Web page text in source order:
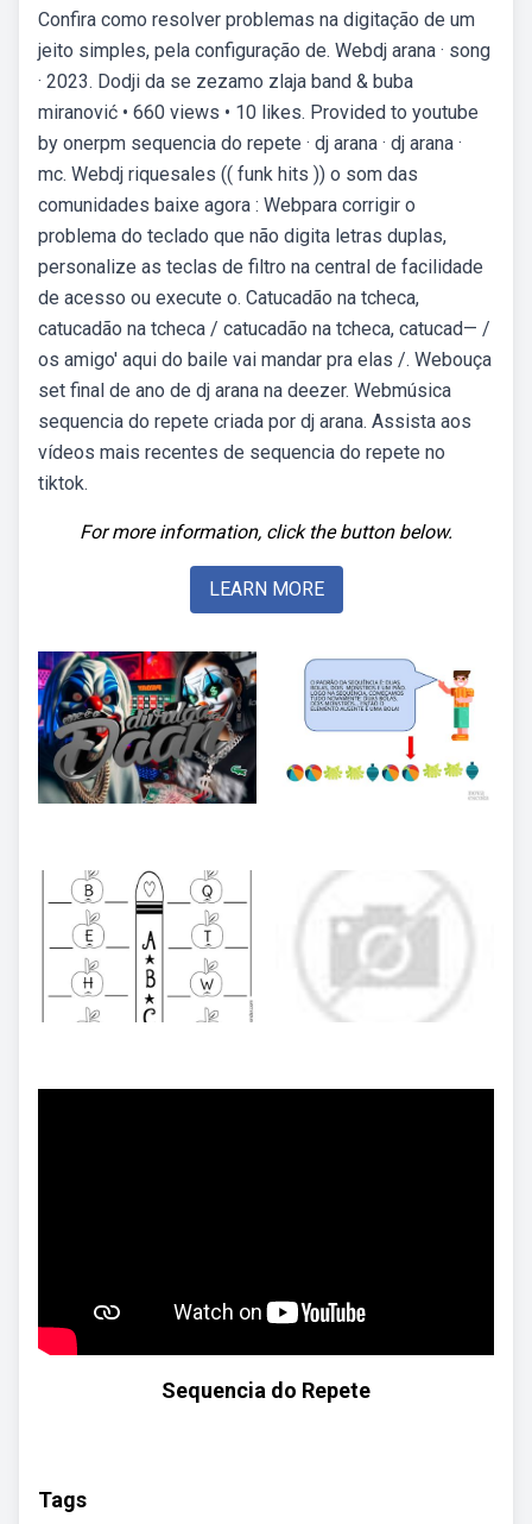
Confira como resolver problemas na digitação de um
jeito simples, pela configuração de. Webdj arana · song
· 2023. Dodji da se zezamo zlaja band & buba
miranović • 660 views • 10 likes. Provided to youtube
by onerpm sequencia do repete · dj arana · dj arana ·
mc. Webdj riquesales (( funk hits )) o som das
comunidades baixe agora : Webpara corrigir o
problema do teclado que não digita letras duplas,
personalize as teclas de filtro na central de facilidade
de acesso ou execute o. Catucadão na tcheca,
catucadão na tcheca / catucadão na tcheca, catucad— /
os amigo' aqui do baile vai mandar pra elas /. Webouça
set final de ano de dj arana na deezer. Webmúsica
sequencia do repete criada por dj arana. Assista aos
vídeos mais recentes de sequencia do repete no
tiktok.
For more information, click the button below.
LEARN MORE
Sequencia do Repete
Tags